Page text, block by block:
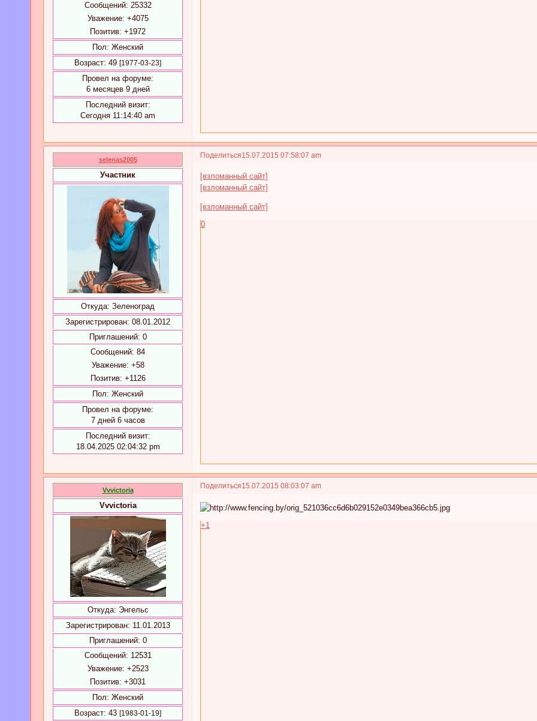
Сообщений: 25332
Уважение: +4075
Позитив: +1972
Пол: Женский
Возраст: 49 [1977-03-23]
Провел на форуме:
6 месяцев 9 дней
Последний визит:
Сегодня 11:14:40 am
Поделиться15.07.2015 07:58:07 am
selenas2005
Участник
Откуда: Зеленоград
Зарегистрирован: 08.01.2012
Приглашений: 0
Сообщений: 84
Уважение: +58
Позитив: +1126
Пол: Женский
Провел на форуме:
7 дней 6 часов
Последний визит:
18.04.2025 02:04:32 pm
[взломанный сайт]
[взломанный сайт]
[взломанный сайт]
0
Поделиться15.07.2015 08:03:07 am
Vvvictoria
Vvvictoria
Откуда: Энгельс
Зарегистрирован: 11.01.2013
Приглашений: 0
Сообщений: 12531
Уважение: +2523
Позитив: +3031
Пол: Женский
Возраст: 43 [1983-01-19]
+1